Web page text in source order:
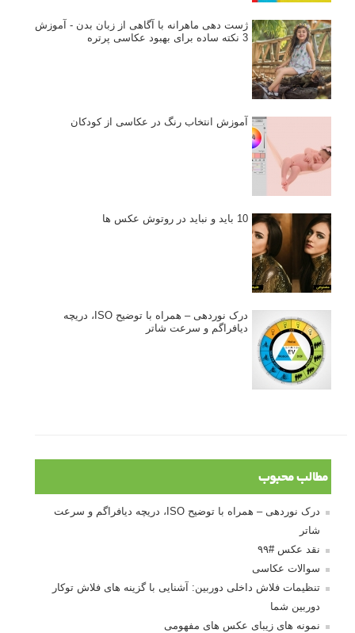
ژست دهی ماهرانه با آگاهی از زبان بدن - آموزش
3 نکته ساده برای بهبود عکاسی پرتره
آموزش انتخاب رنگ در عکاسی از کودکان
10 باید و نباید در روتوش عکس ها
درک نوردهی – همراه با توضیح ISO، دریچه
دیافراگم و سرعت شاتر
مطالب محبوب
درک نوردهی – همراه با توضیح ISO، دریچه دیافراگم و سرعت
شاتر
نقد عکس #۹۹
سوالات عکاسی
تنظیمات فلاش داخلی دوربین: آشنایی با گزینه های فلاش توکار
دوربین شما
نمونه های زیبای عکس های مفهومی